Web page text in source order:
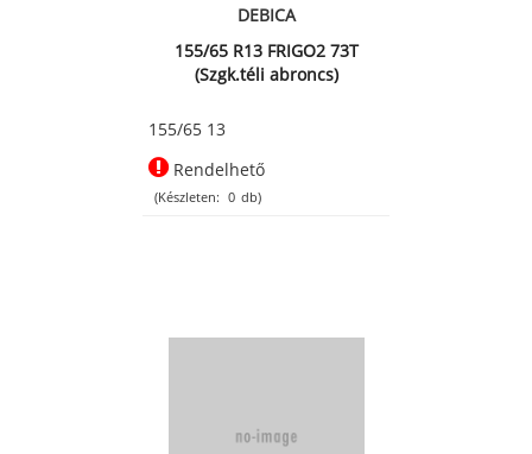
DEBICA
155/65 R13 FRIGO2 73T
(Szgk.téli abroncs)
155/65 13
Rendelhető
(Készleten: 0 db)